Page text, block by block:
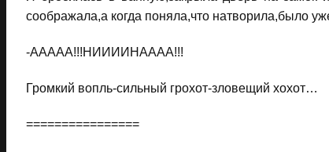
соображала,а когда поняла,что натворила,было
-ААААА!!!НИИИИНАААА!!!
Громкий вопль-сильный грохот-зловещий хохот…
================